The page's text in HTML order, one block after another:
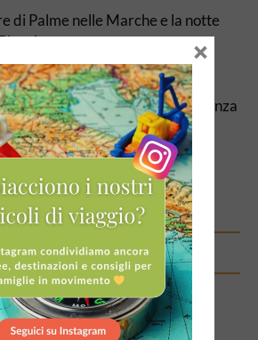
di Palme nelle Marche e la notte
del Balì nelle Marche: la scienza
di bambini
IN ITALIA
Musicali
×